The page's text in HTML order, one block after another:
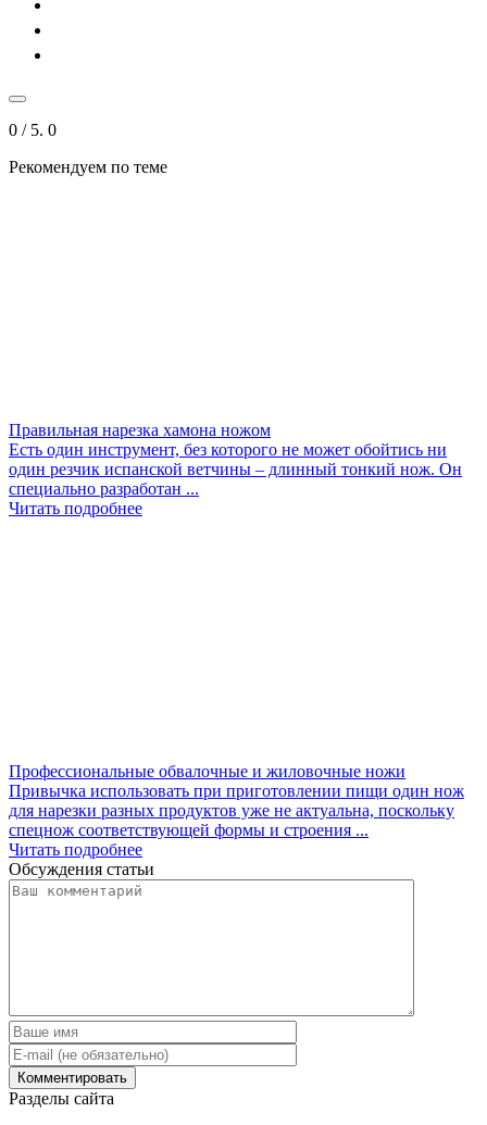
0 / 5. 0
Рекомендуем по теме
Правильная нарезка хамона ножом
Есть один инструмент, без которого не может обойтись ни
один резчик испанской ветчины – длинный тонкий нож. Он
специально разработан ...
Читать подробнее
Профессиональные обвалочные и жиловочные ножи
Привычка использовать при приготовлении пищи один нож
для нарезки разных продуктов уже не актуальна, поскольку
спецнож соответствующей формы и строения ...
Читать подробнее
Обсуждения статьи
Разделы сайта